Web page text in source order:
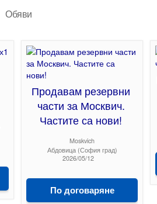
Обяви
Продавам резервни
части за Москвич.
Частите са нови!
Moskvich
Абдовица (София град)
2026/05/12
По договаряне